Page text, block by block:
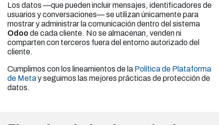
Los datos —que pueden incluir mensajes, identificadores de
usuarios y conversaciones— se utilizan únicamente para
mostrar y administrar la comunicación dentro del sistema
Odoode cada cliente. No se almacenan, venden ni
comparten con terceros fuera del entorno autorizado del
cliente.
Cumplimos con los lineamientos de la Política de Plataforma
de Metay seguimos las mejores prácticas de protección de
datos.